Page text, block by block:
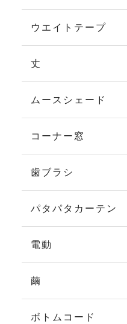
ウエイトテープ
丈
ムースシェード
コーナー窓
歯ブラシ
パタパタカーテン
電動
繭
ボトムコード